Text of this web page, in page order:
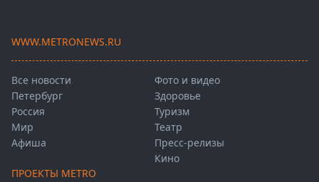
WWW.METRONEWS.RU
Все новости
Петербург
Россия
Мир
Афиша
Фото и видео
Здоровье
Туризм
Театр
Пресс-релизы
Кино
ПРОЕКТЫ METRO